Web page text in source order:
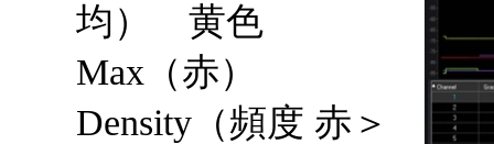
均） 黄色
Max（赤）
Density（頻度 赤＞